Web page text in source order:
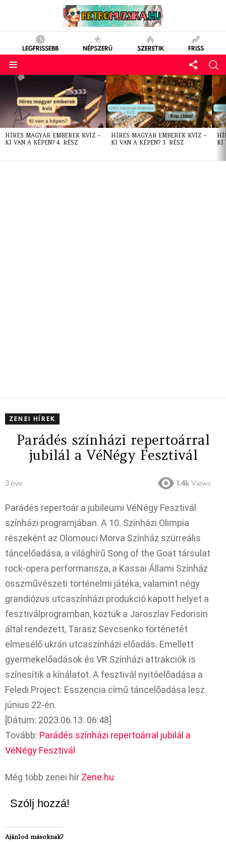
LEGFRISSEBB NÉPSZERŰ SZERETIK FRISS
LATEST
STORIES
HÍRES MAGYAR EMBEREK KVÍZ –
KI VAN A KÉPEN? 4. RÉSZ
HÍRES MAGYAR EMBEREK KVÍZ –
KI VAN A KÉPEN? 3. RÉSZ
KI
ZENEI HÍREK
Parádés színházi repertoárral
jubilál a VéNégy Fesztivál
3 éve 1.4k Views
Parádés repertoár a jubileumi VéNégy Fesztivál
színházi programjában. A 10. Színházi Olimpia
részeként az Olomouci Morva Színház szürreális
táncelőadása, a világhírű Song of the Goat társulat
rock-opera performansza, a Kassai Állami Színház
összművészeti történelmi játéka, valamint négy
grandiózus utcaszínházi produkció kapott helyet a
fesztiválprogramban, köztük a Jaroszlav Fedorisin
által rendezett, Tarasz Sevcsenko történetét
elmesélő ukrán utcaszínházi előadás. Emellett
gyermekelőadások és VR Színházi attrakciók is
színesítik a kínálatot. A fesztivál nyitóelőadása a
Feledi Project: Esszencia című táncelőadása lesz
június 22-én.
[Dátum: 2023.06.13. 06:48]
Tovább: Parádés színházi repertoárral jubilál a
VéNégy Fesztivál
Még több zenei hír Zene.hu
Szólj hozzá!
Ajánlod másoknak?